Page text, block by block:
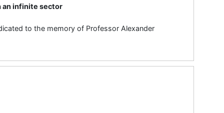
an infinite sector
to the memory of Professor Alexander